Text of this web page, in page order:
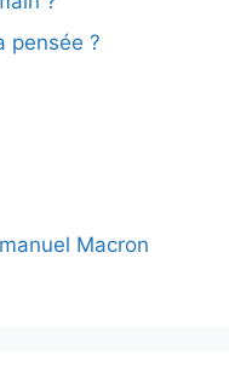
pensée ?
Macron